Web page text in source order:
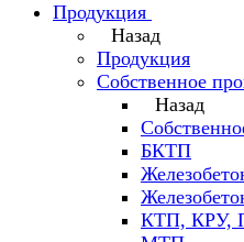
Продукция
Назад
Продукция
Собственное
Назад
БКТП
КТП, КРУ,